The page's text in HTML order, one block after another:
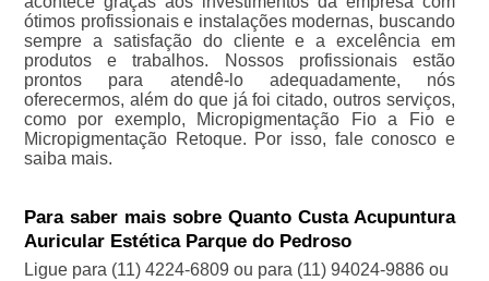
ótimos profissionais e instalações modernas, buscando
sempre a satisfação do cliente e a excelência em
produtos e trabalhos. Nossos profissionais estão
prontos para atendê-lo adequadamente, nós
oferecermos, além do que já foi citado, outros serviços,
como por exemplo, Micropigmentação Fio a Fio e
Micropigmentação Retoque. Por isso, fale conosco e
saiba mais.
Para saber mais sobre Quanto Custa Acupuntura
Auricular Estética Parque do Pedroso
Ligue para (11) 4224-6809 ou para (11) 94024-9886ou